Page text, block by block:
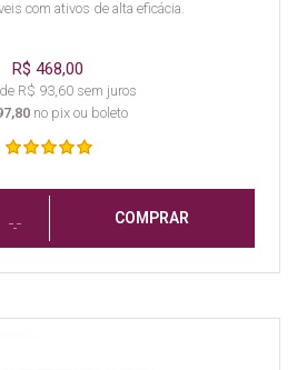
com ativos de alta eficácia.
R$ 468,00
R$ 93,60 sem juros
no pix ou boleto
COMPRAR